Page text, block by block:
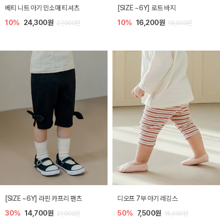
베티 니트 아기 민소매 티셔츠
10% 24,300원 27,000원
[SIZE ~6Y] 로트 바지
10% 16,200원 18,000원
[SIZE ~6Y] 라핀 카프리 팬츠
30% 14,700원 21,000원
디오프 7부 아기 레깅스
50% 7,500원 15,000원